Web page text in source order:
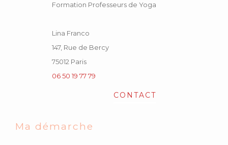
Formation Professeurs de Yoga
Lina Franco
147, Rue de Bercy
75012 Paris
06 50 19 77 79
CONTACT
Ma démarche